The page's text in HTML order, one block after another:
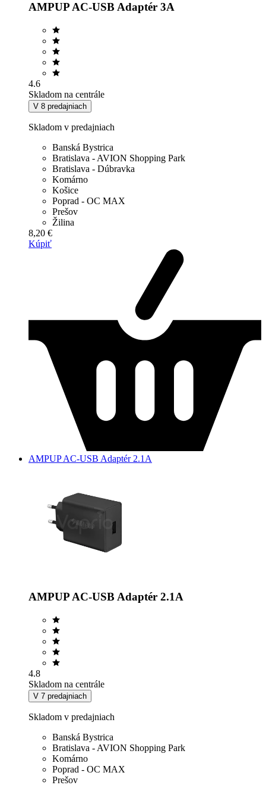
AMPUP AC-USB Adaptér 3A
4.6
Skladom na centrále
V 8 predajniach
Skladom v predajniach
Banská Bystrica
Bratislava - AVION Shopping Park
Bratislava - Dúbravka
Komárno
Košice
Poprad - OC MAX
Prešov
Žilina
8,20 €
Kúpiť
AMPUP AC-USB Adaptér 2.1A
AMPUP AC-USB Adaptér 2.1A
4.8
Skladom na centrále
V 7 predajniach
Skladom v predajniach
Banská Bystrica
Bratislava - AVION Shopping Park
Komárno
Poprad - OC MAX
Prešov